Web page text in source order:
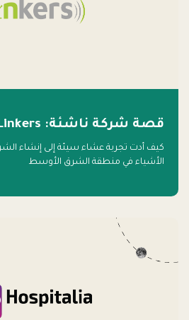
قصة شركة ناشئة: Linkers
كيف أدت تجربة عشاء سيئة إلى إنشاء
الأشياء في منطقة الشرق الأوسط